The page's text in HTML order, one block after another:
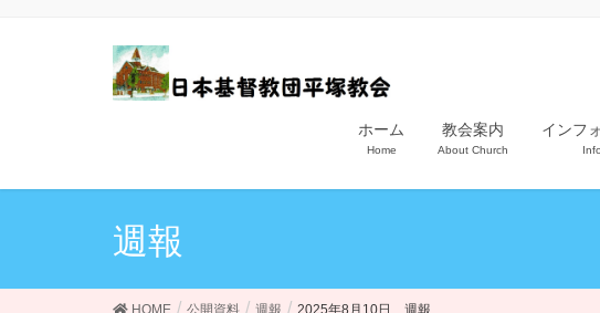
ホーム
Home
教会案内
About Church
インフ
週報
HOME 公開資料 週報 2025年8月10日 週報